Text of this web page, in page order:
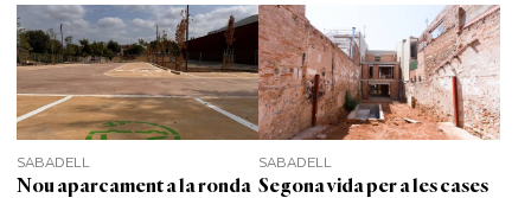
SABADELL
Nou aparcament a la ronda
SABADELL
Segona vida per a les cases